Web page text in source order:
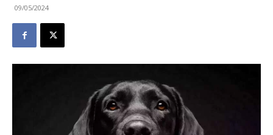
09/05/2024